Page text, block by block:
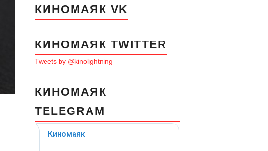
КИНОМАЯК VK
КИНОМАЯК TWITTER
Tweets by @kinolightning
КИНОМАЯК
TELEGRAM